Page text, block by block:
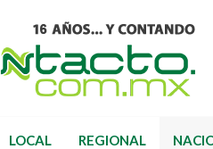
LOCAL REGIONAL